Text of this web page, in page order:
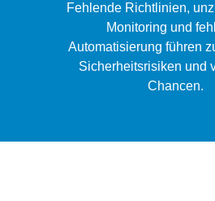
Fehlende Richtlinien,
Monitoring und
Automatisierung führen
Sicherheitsrisiken und
Chancen.